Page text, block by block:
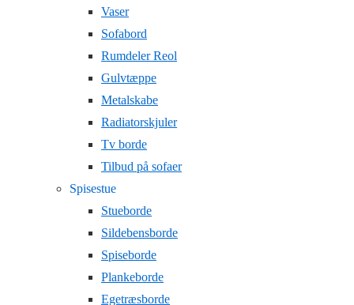
Vaser
Sofabord
Rumdeler Reol
Gulvtæppe
Metalskabe
Radiatorskjuler
Tv borde
Tilbud på sofaer
Spisestue
Stueborde
Sildebensborde
Spiseborde
Plankeborde
Egetræsborde